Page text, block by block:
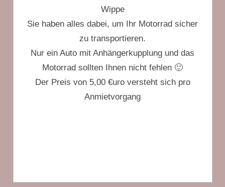
Wippe
Sie haben alles dabei, um Ihr Motorrad sicher
zu transportieren.
Nur ein Auto mit Anhängerkupplung und das
Motorrad sollten Ihnen nicht fehlen 🙂
Der Preis von 5,00 €uro versteht sich pro
Anmietvorgang